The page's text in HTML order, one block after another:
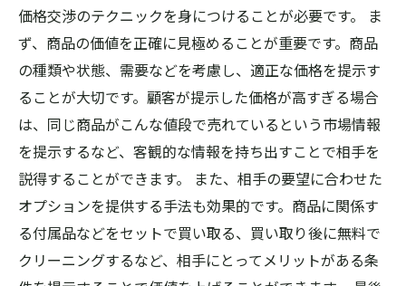
価格交渉のテクニックを身につけることが必要です。 ま
ず、商品の価値を正確に見極めることが重要です。商品
の種類や状態、需要などを考慮し、適正な価格を提示す
ることが大切です。顧客が提示した価格が高すぎる場合
は、同じ商品がこんな値段で売れているという市場情報
を提示するなど、客観的な情報を持ち出すことで相手を
説得することができます。 また、相手の要望に合わせた
オプションを提供する手法も効果的です。商品に関係す
る付属品などをセットで買い取る、買い取り後に無料で
クリーニングするなど、相手にとってメリットがある条